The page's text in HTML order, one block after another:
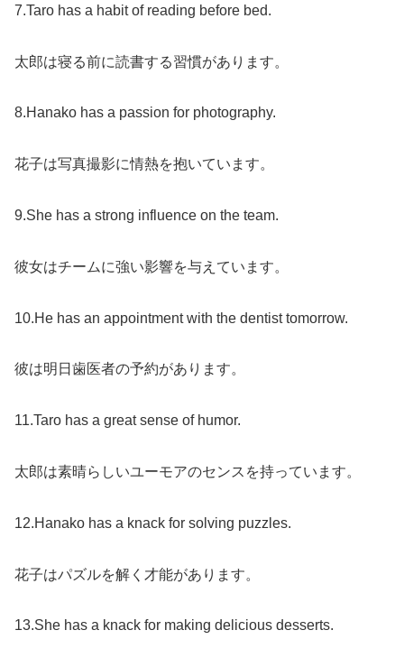
7.Taro has a habit of reading before bed.
太郎は寝る前に読書する習慣があります。
8.Hanako has a passion for photography.
花子は写真撮影に情熱を抱いています。
9.She has a strong influence on the team.
彼女はチームに強い影響を与えています。
10.He has an appointment with the dentist tomorrow.
彼は明日歯医者の予約があります。
11.Taro has a great sense of humor.
太郎は素晴らしいユーモアのセンスを持っています。
12.Hanako has a knack for solving puzzles.
花子はパズルを解く才能があります。
13.She has a knack for making delicious desserts.